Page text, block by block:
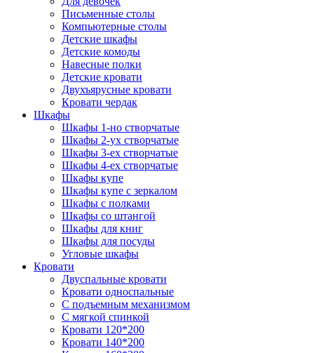
Письменные столы
Компьютерные столы
Детские шкафы
Детские комоды
Навесные полки
Детские кровати
Двухъярусные кровати
Кровати чердак
Шкафы
Шкафы 1-но створчатые
Шкафы 2-ух створчатые
Шкафы 3-ех створчатые
Шкафы 4-ех створчатые
Шкафы купе
Шкафы купе с зеркалом
Шкафы с полками
Шкафы со штангой
Шкафы для книг
Шкафы для посуды
Угловые шкафы
Кровати
Двуспальные кровати
Кровати односпальные
С подъемным механизмом
С мягкой спинкой
Кровати 120*200
Кровати 140*200